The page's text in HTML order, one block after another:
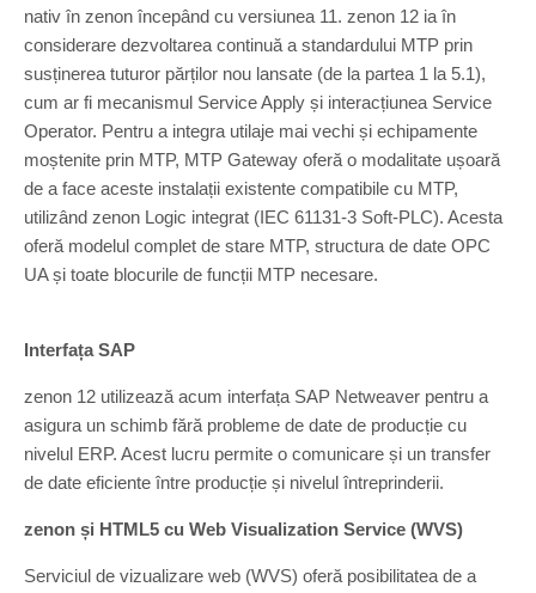
nativ în zenon începând cu versiunea 11. zenon 12 ia în
considerare dezvoltarea continuă a standardului MTP prin
susținerea tuturor părților nou lansate (de la partea 1 la 5.1),
cum ar fi mecanismul Service Apply și interacțiunea Service
Operator. Pentru a integra utilaje mai vechi și echipamente
moștenite prin MTP, MTP Gateway oferă o modalitate ușoară
de a face aceste instalații existente compatibile cu MTP,
utilizând zenon Logic integrat (IEC 61131-3 Soft-PLC). Acesta
oferă modelul complet de stare MTP, structura de date OPC
UA și toate blocurile de funcții MTP necesare.
Interfața SAP
zenon 12 utilizează acum interfața SAP Netweaver pentru a
asigura un schimb fără probleme de date de producție cu
nivelul ERP. Acest lucru permite o comunicare și un transfer
de date eficiente între producție și nivelul întreprinderii.
zenon și HTML5 cu Web Visualization Service (WVS)
Serviciul de vizualizare web (WVS) oferă posibilitatea de a